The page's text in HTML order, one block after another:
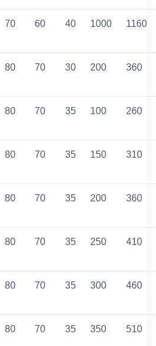
70 60 40 1000 1160
80 70 30 200 360
80 70 35 100 260
80 70 35 150 310
80 70 35 200 360
80 70 35 250 410
80 70 35 300 460
80 70 35 350 510